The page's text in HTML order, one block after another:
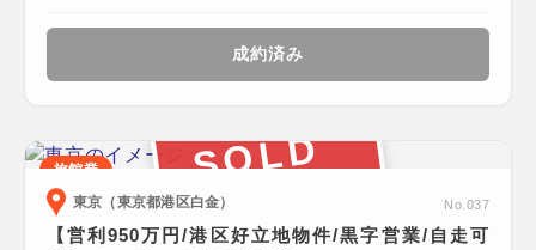
成約済み
SOLD
旅館業
東京（東京都港区白金）
No.037
【営利950万円/港区好立地物件/黒字営業/自走可